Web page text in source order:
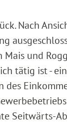
Nach
Mais und
tätig ist -
Seitwärts-